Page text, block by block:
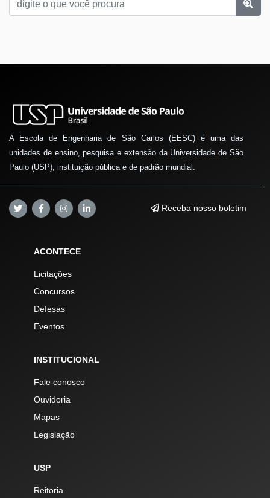
A Escola de Engenharia de São Carlos (EESC) é uma das
unidades de ensino, pesquisa e extensão da Universidade de São
Paulo (USP), instituição pública e de padrão mundial.
Receba nosso boletim
ACONTECE
Licitações
Concursos
Defesas
Eventos
INSTITUCIONAL
Fale conosco
Ouvidoria
Mapas
Legislação
USP
Reitoria